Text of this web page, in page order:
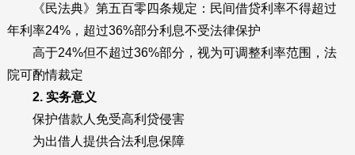
《民法典》第五百零四条规定：民间借贷利率不得超过
年利率24%，超过36%部分利息不受法律保护
高于24%但不超过36%部分，视为可调整利率范围，法
院可酌情裁定
2. 实务意义
保护借款人免受高利贷侵害
为出借人提供合法利息保障